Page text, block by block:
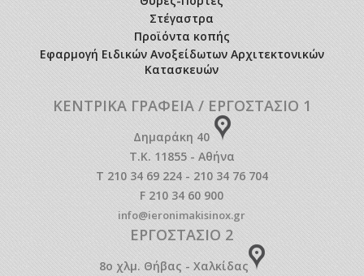
Στέγαστρα
Προϊόντα κοπής
Εφαρμογή Ειδικών Ανοξείδωτων Αρχιτεκτονικών
Κατασκευών
ΚΕΝΤΡΙΚΑ ΓΡΑΦΕΙΑ / ΕΡΓΟΣΤΑΣΙΟ 1
Δημαράκη 40
Τ.Κ. 11855 - Αθήνα
T 210 34 69 224 - 210 34 76 704
F 210 34 60 900
info@ieronimakisinox.gr
ΕΡΓΟΣΤΑΣΙΟ 2
8o χλμ. Θήβας - Χαλκίδας